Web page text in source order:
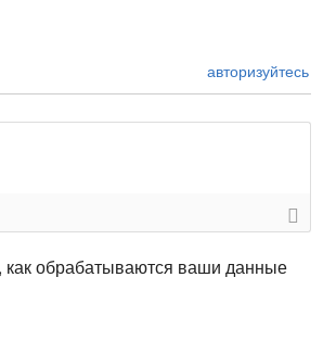
авторизуйтесь
как обрабатываются ваши данные